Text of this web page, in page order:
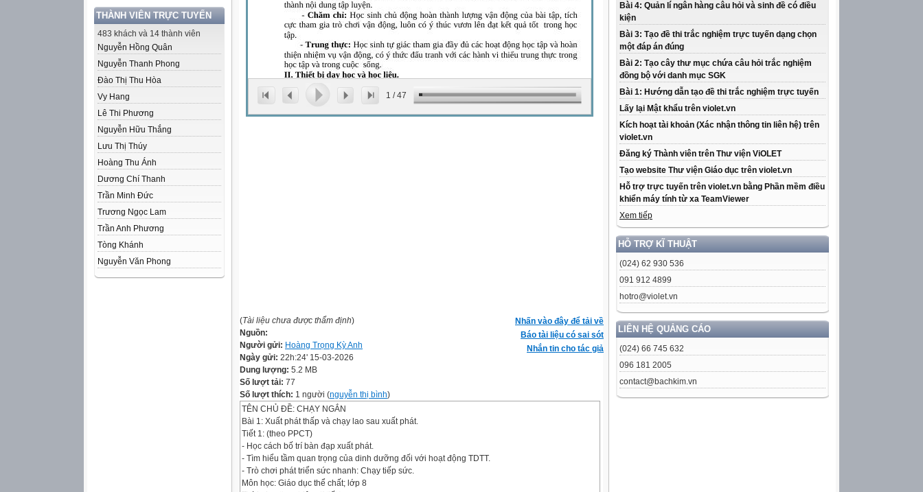
THÀNH VIÊN TRỰC TUYẾN
483 khách và 14 thành viên
Nguyễn Hồng Quân
Nguyễn Thanh Phong
Đào Thị Thu Hòa
Vy Hang
Lê Thi Phương
Nguyễn Hữu Thắng
Lưu Thị Thúy
Hoàng Thu Ánh
Dương Chí Thanh
Trần Minh Đức
Trương Ngọc Lam
Trần Anh Phương
Tòng Khánh
Nguyễn Văn Phong
Bài 4: Quản lí ngân hàng câu hỏi và sinh đề có điều
kiện
Bài 3: Tạo đề thi trắc nghiệm trực tuyến dạng chọn
một đáp án đúng
Bài 2: Tạo cây thư mục chứa câu hỏi trắc nghiệm
đồng bộ với danh mục SGK
Bài 1: Hướng dẫn tạo đề thi trắc nghiệm trực tuyến
Lấy lại Mật khẩu trên violet.vn
Kích hoạt tài khoản (Xác nhận thông tin liên hệ) trên
violet.vn
Đăng ký Thành viên trên Thư viện ViOLET
Tạo website Thư viện Giáo dục trên violet.vn
Hỗ trợ trực tuyến trên violet.vn bằng Phần mềm điều
khiển máy tính từ xa TeamViewer
Xem tiếp
HỖ TRỢ KĨ THUẬT
(024) 62 930 536
091 912 4899
hotro@violet.vn
LIÊN HỆ QUẢNG CÁO
(024) 66 745 632
096 181 2005
contact@bachkim.vn
1 /47
Nhấn vào đây để tải về
Báo tài liệu có sai sót
Nhắn tin cho tác giả
(Tài liệu chưa được thẩm định)
Nguồn:
Người gửi: Hoàng Trọng Kỳ Anh
Ngày gửi: 22h:24' 15-03-2026
Dung lượng: 5.2 MB
Số lượt tải: 77
Số lượt thích: 1 người (nguyễn thị bình)
TÊN CHỦ ĐỀ: CHẠY NGẮN
Bài 1: Xuất phát thấp và chạy lao sau xuất phát.
Tiết 1: (theo PPCT)
- Học cách bố trí bàn đạp xuất phát.
- Tìm hiểu tầm quan trọng của dinh dưỡng đối với hoạt động TDTT.
- Trò chơi phát triển sức nhanh: Chạy tiếp sức.
Môn học: Giáo dục thể chất; lớp 8